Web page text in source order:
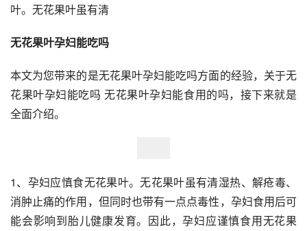
叶。无花果叶虽有清
无花果叶孕妇能吃吗
本文为您带来的是无花果叶孕妇能吃吗方面的经验，关于无
花果叶孕妇能吃吗 无花果叶孕妇能食用的吗，接下来就是
全面介绍。
1、孕妇应慎食无花果叶。无花果叶虽有清湿热、解疮毒、
消肿止痛的作用，但同时也带有一点点毒性，孕妇食用后可
能会影响到胎儿健康发育。因此，孕妇应谨慎食用无花果